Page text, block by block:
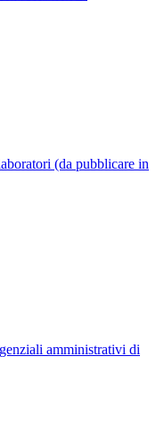
(da pubblicare in
amministrativi di